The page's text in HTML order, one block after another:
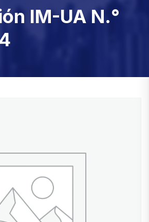
IM-UA N.°